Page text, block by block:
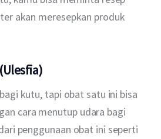
akan meresepkan produk
kutu, tapi obat satu ini bisa
cara menutup udara bagi
penggunaan obat ini seperti